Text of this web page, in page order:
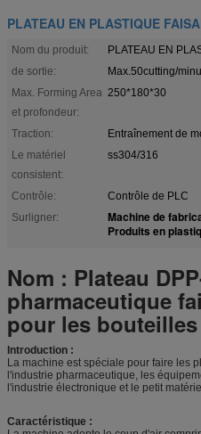
PLATEAU EN PLASTIQUE
Nom du produit:
PLATEAU EN
de sortie:
Max.50cutting/
Max. Forming Area
et profondeur:
250*180*30
Traction:
Entraînement de
Le matériel
consistent:
ss304/316
Contrôle:
Contrôle de PLC
Surligner:
Machine de
Produits en
Nom : Plateau
pharmaceutique
pour les
Introduction :
La machine est spéciale pour faire les
l'industrie pharmaceutique, les
l'industrie électronique et le petit
Caractéristique :